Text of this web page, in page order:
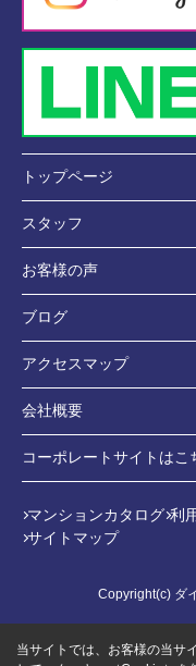
トップページ
スタッフ
お客様の声
ブログ
アクセスマップ
会社概要
コーポレートサイトはこ
マンションカタログ 利
サイトマップ
Copyright(c) ダ
当サイトでは、お客様の当サ